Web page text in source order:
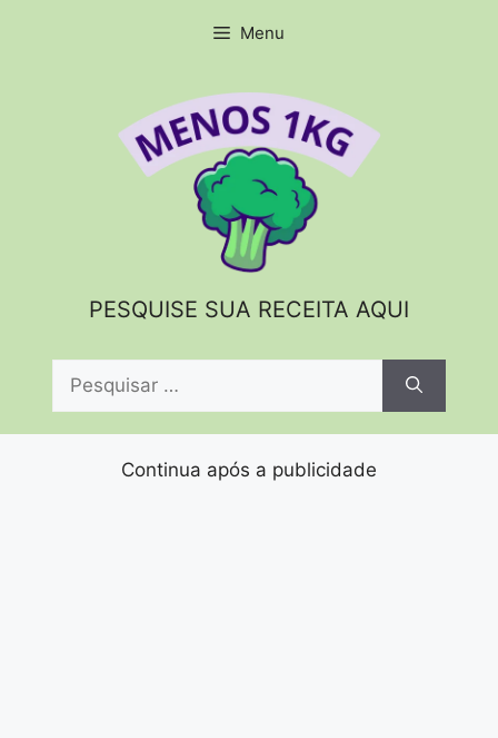
Menu
PESQUISE SUA RECEITA AQUI
Pesquisar
Continua após a publicidade